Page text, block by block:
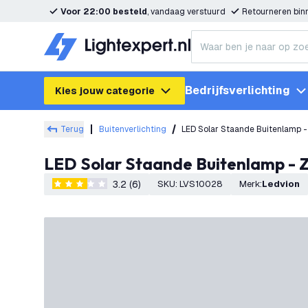
Voor 22:00 besteld, vandaag verstuurd Retourneren
Kies jouw categorie Bedrijfsverlichting
Terug Buitenverlichting LED Solar Staande Buitenlamp
LED Solar Staande Buitenlamp -
3.2 score sterren3.2 (6) SKU: LVS10028 Merk: Ledvion